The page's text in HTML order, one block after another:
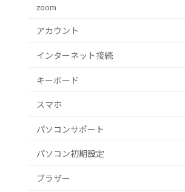
zoom
アカウント
インターネット接続
キーボード
スマホ
パソコンサポート
パソコン初期設定
ブラザー